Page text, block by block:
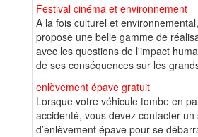
Festival cinéma et environnement
A la fois culturel et
propose une belle gamme de
avec les questions de l'impact
de ses conséquences sur les
enlèvement épave gratuit
Lorsque votre véhicule tombe en
accidenté, vous devez contacter un
d’enlèvement épave pour se